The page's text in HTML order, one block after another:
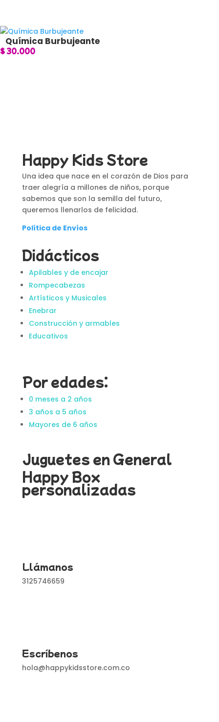
Química Burbujeante
$ 30.000
Happy Kids Store
Una idea que nace en el corazón de Dios para
traer alegría a millones de niños, porque
sabemos que son la semilla del futuro,
queremos llenarlos de felicidad.
Política de Envíos
Didácticos
Apilables y de encajar
Rompecabezas
Artísticos y Musicales
Enebrar
Construcción y armables
Educativos
Por edades:
0 meses a 2 años
3 años a 5 años
Mayores de 6 años
Juguetes en General
Happy Box
personalizadas
Llámanos
3125746659
Escríbenos
hola@happykidsstore.com.co